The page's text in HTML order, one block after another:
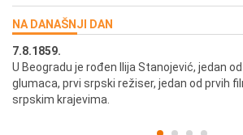
NA DANAŠNJI DAN
7.8.1859.
U Beogradu je rođen Ilija Stanojević, jedan
glumaca, prvi srpski režiser, jedan od prvih
srpskim krajevima.